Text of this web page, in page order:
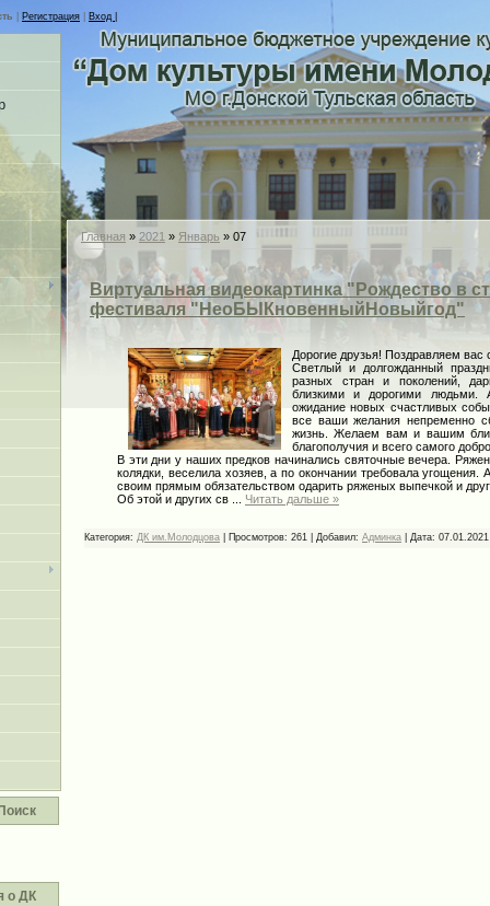
Регистрация Вход |
Поиск
о ДК
Главная » 2021 » Январь » 07
Виртуальная видеокартинка "Рождество в
фестиваля "НеоБЫКновенныйНовыйгод"
Дорогие друзья! Поздравляем
Светлый и долгожданный
разных стран и поколений,
близкими и дорогими
ожидание новых счастливых
все ваши желания непременно
жизнь. Желаем вам и вашим
благополучия и всего самого
В эти дни у наших предков начинались святочные вечера.
колядки, веселила хозяев, а по окончании требовала угощения.
своим прямым обязательством одарить ряженых выпечкой и
Об этой и других св
Читать дальше »
Категория: ДК им.Молодцова Просмотров: 261 Добавил: Админка Дата: 07.01.2021